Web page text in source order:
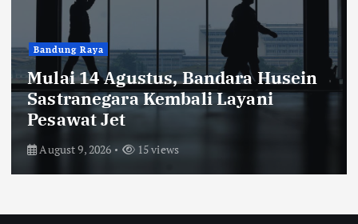
Bandung Raya
Mulai 14 Agustus, Bandara Husein
Sastranegara Kembali Layani
Pesawat Jet
August 9, 2026 15 views